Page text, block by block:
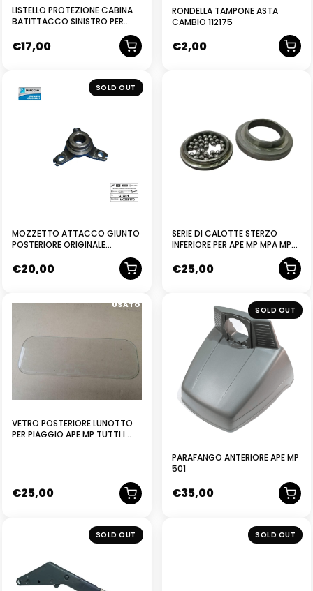
LISTELLO PROTEZIONE CABINA
BATITTACCO SINISTRO PER
PIAGGIO APE MP R.O.194946
€17,00
RONDELLA TAMPONE ASTA
CAMBIO 112175
€2,00
NUOVO
SOLD OUT
MOZZETTO ATTACCO GIUNTO
POSTERIORE ORIGINALE
1279014
€20,00
SERIE DI CALOTTE STERZO
INFERIORE PER APE MP MPA MPV
€25,00
USATO
VETRO POSTERIORE LUNOTTO
PER PIAGGIO APE MP TUTTI I
€25,00
NUOVO
SOLD OUT
PARAFANGO ANTERIORE APE MP
501
€35,00
NUOVO
SOLD OUT SOLD OUT